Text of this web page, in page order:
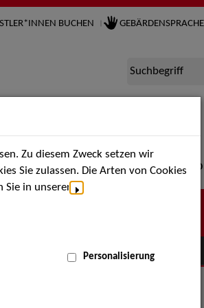
BUCHEN GEBÄRDENSPRACHE
Suchbegriff
Termine Portfolio
MENÜ
Zu diesem Zweck setzen wir
Sie zulassen. Die Arten von Cookies
in unserer
Personalisierung